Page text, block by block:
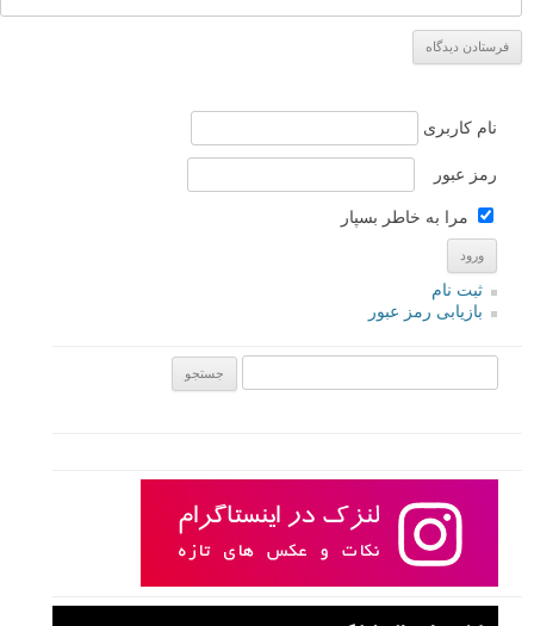
نام کاربری
رمز عبور
مرا به خاطر بسپار
ثبت نام
بازیابی رمز عبور